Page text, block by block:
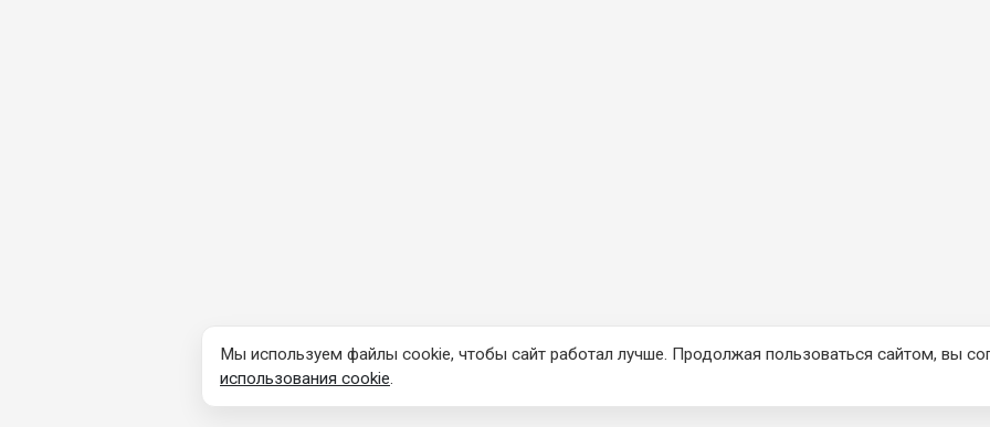
Мы используем файлы cookie, чтобы сайт работал лучше. Продолжая пользоваться сайтом, вы
использования cookie.